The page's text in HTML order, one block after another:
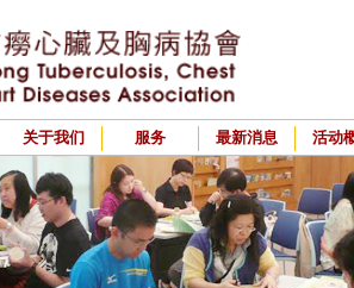
关于我们 服务 最新消息 活动